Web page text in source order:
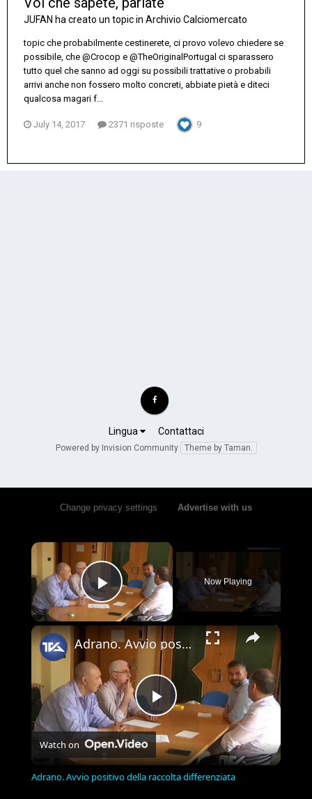
JUFAN ha creato un topic in Archivio Calciomercato
topic che probabilmente cestinerete, ci provo volevo chiedere se
possibile, che @Crocop e @TheOriginalPortugal ci sparassero
tutto quel che sanno ad oggi su possibili trattative o probabili
arrivi anche non fossero molto concreti, abbiate pietà e diteci
qualcosa magari f...
July 14, 2017 2371 risposte 9
Lingua Contattaci
Powered by Invision Community Theme by Taman.
Change privacy settings Advertise with us
×
Play Video
Now Playing
×
Play
Video
Adrano. Avvio positivo della raccolta differenziata
Watch on
Adrano. Avvio positivo della raccolta differenziata